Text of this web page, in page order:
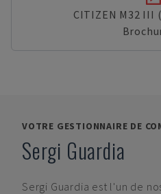
CITIZEN M32 III
VOTRE GESTIONNAIRE DE
Sergi Guardia
Sergi Guardia est l'un de